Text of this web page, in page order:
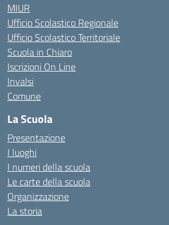
MIUR
Ufficio Scolastico Regionale
Ufficio Scolastico Territoriale
Scuola in Chiaro
Iscrizioni On Line
Invalsi
Comune
La Scuola
Presentazione
I luoghi
I numeri della scuola
Le carte della scuola
Organizzazione
La storia